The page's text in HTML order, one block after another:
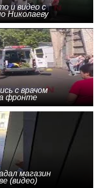
и видео с
Николаеву
с врачом
фронте
магазин
(видео)